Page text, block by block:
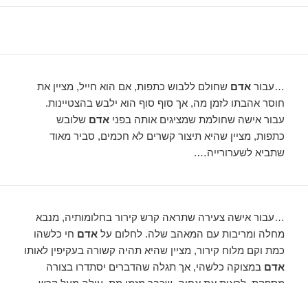
…עבוראדם שחולם ללבוש כתפות, אם הוא חייל, מציין את
חוסר אהבתו לזמן מה, אך סוף סוף הוא ילבש בהצטיינות.
עבור אישה שחולמת שמציגים אותה בפניאדם שלובש
כתפות, מציין שהיא תיצור קשרים לא חכמים, סביר מאוד
שתביא לשערורייה….
…עבור אישה צעירה שתראה קרש קירור בחלומותיה, מנבא
מחלה ומריבות עם המאהב שלה. לחלום עלאדם חי כלשהו
כמת וקם מלוח קירור, מציין שהיא תהיה קשורה בעקיפין לאותו
אדם במצוקה כלשהי, אך תגלה שהדברים יסתדרו בצורה